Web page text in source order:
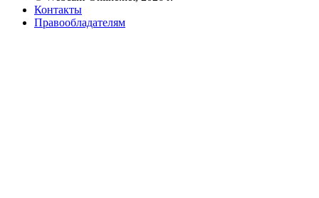
Контакты
Правообладателям